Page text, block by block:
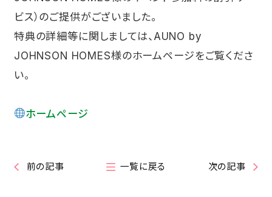
ビス）のご提供がございました。
特典の詳細等に関しましては、AUNO by
JOHNSON HOMES様のホームページをご覧くださ
い。
ホームページ
前の記事 一覧に戻る 次の記事